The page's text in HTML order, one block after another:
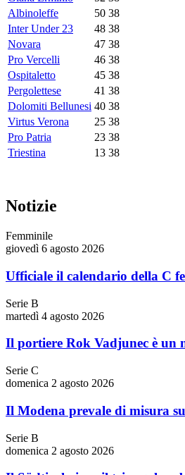
Albinoleffe
50 38
Inter Under 23
48 38
Novara
47 38
Pro Vercelli
46 38
Ospitaletto
45 38
Pergolettese
41 38
Dolomiti Bellunesi 40 38
Virtus Verona
25 38
Pro Patria
23 38
Triestina
13 38
Notizie
Femminile
giovedì 6 agosto 2026
Ufficiale il calendario della C
Serie B
martedì 4 agosto 2026
Il portiere Rok Vadjunec è un
Serie C
domenica 2 agosto 2026
Il Modena prevale di misura
Serie B
domenica 2 agosto 2026